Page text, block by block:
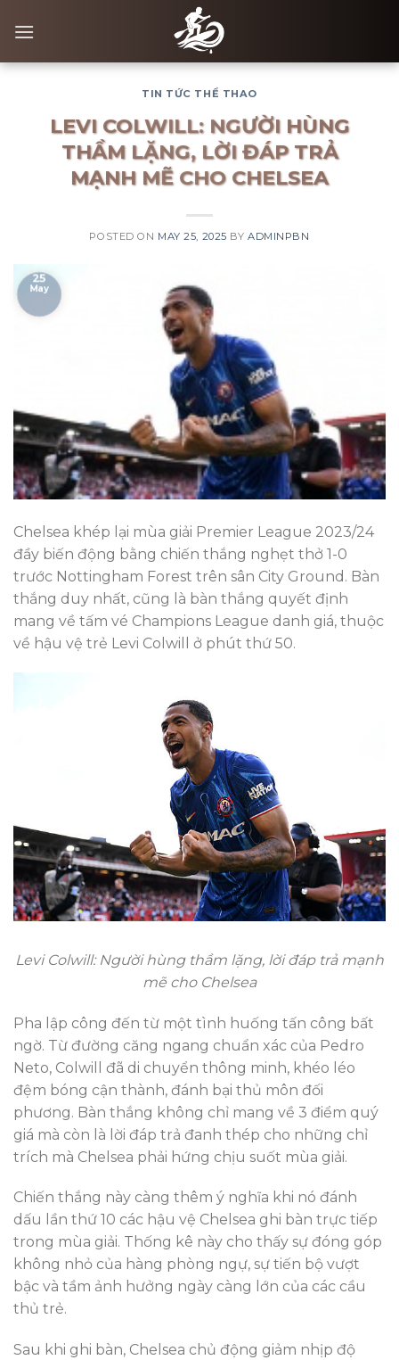
TIN TỨC THỂ THAO
LEVI COLWILL: NGƯỜI HÙNG
THẦM LẶNG, LỜI ĐÁP TRẢ
MẠNH MẼ CHO CHELSEA
POSTED ON MAY 25, 2025 BYADMINPBN
25
May
Chelsea khép lại mùa giải Premier League 2023/24
đầy biến động bằng chiến thắng nghẹt thở 1-0
trước Nottingham Forest trên sân City Ground. Bàn
thắng duy nhất, cũng là bàn thắng quyết định
mang về tấm vé Champions League danh giá, thuộc
về hậu vệ trẻ Levi Colwill ở phút thứ 50.
Levi Colwill: Người hùng thầm lặng, lời đáp trả mạnh
mẽ cho Chelsea
Pha lập công đến từ một tình huống tấn công bất
ngờ. Từ đường căng ngang chuẩn xác của Pedro
Neto, Colwill đã di chuyển thông minh, khéo léo
đệm bóng cận thành, đánh bại thủ môn đối
phương. Bàn thắng không chỉ mang về 3 điểm quý
giá mà còn là lời đáp trả đanh thép cho những chỉ
trích mà Chelsea phải hứng chịu suốt mùa giải.
Chiến thắng này càng thêm ý nghĩa khi nó đánh
dấu lần thứ 10 các hậu vệ Chelsea ghi bàn trực tiếp
trong mùa giải. Thống kê này cho thấy sự đóng góp
không nhỏ của hàng phòng ngự, sự tiến bộ vượt
bậc và tầm ảnh hưởng ngày càng lớn của các cầu
thủ trẻ.
Sau khi ghi bàn, Chelsea chủ động giảm nhịp độ